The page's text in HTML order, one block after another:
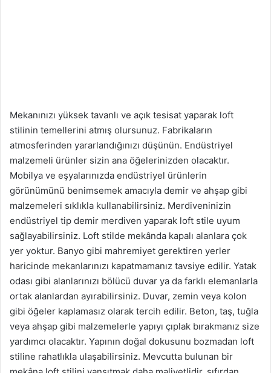
Mekanınızı yüksek tavanlı ve açık tesisat yaparak loft
stilinin temellerini atmış olursunuz. Fabrikaların
atmosferinden yararlandığınızı düşünün. Endüstriyel
malzemeli ürünler sizin ana öğelerinizden olacaktır.
Mobilya ve eşyalarınızda endüstriyel ürünlerin
görünümünü benimsemek amacıyla demir ve ahşap gibi
malzemeleri sıklıkla kullanabilirsiniz. Merdiveninizin
endüstriyel tip demir merdiven yaparak loft stile uyum
sağlayabilirsiniz. Loft stilde mekânda kapalı alanlara çok
yer yoktur. Banyo gibi mahremiyet gerektiren yerler
haricinde mekanlarınızı kapatmamanız tavsiye edilir. Yatak
odası gibi alanlarınızı bölücü duvar ya da farklı elemanlarla
ortak alanlardan ayırabilirsiniz. Duvar, zemin veya kolon
gibi öğeler kaplamasız olarak tercih edilir. Beton, taş, tuğla
veya ahşap gibi malzemelerle yapıyı çıplak bırakmanız size
yardımcı olacaktır. Yapının doğal dokusunu bozmadan loft
stiline rahatlıkla ulaşabilirsiniz. Mevcutta bulunan bir